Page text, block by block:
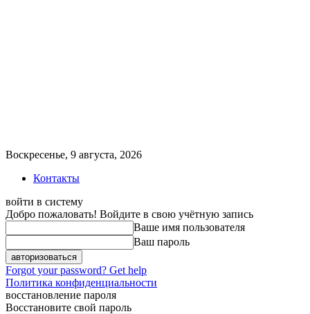
Воскресенье, 9 августа, 2026
Контакты
войти в систему
Добро пожаловать! Войдите в свою учётную запись
Ваше имя пользователя
Ваш пароль
Forgot your password? Get help
Политика конфиденциальности
восстановление пароля
Восстановите свой пароль